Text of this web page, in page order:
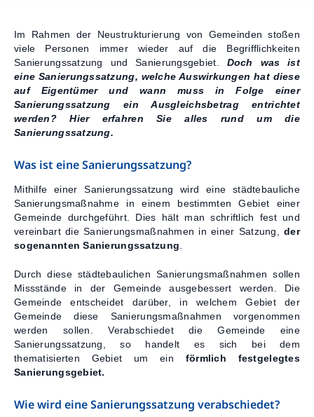
Kontakt
Im Rahmen der Neustrukturierung von Gemeinden stoßen
viele Personen immer wieder auf die Begrifflichkeiten
Sanierungssatzung und Sanierungsgebiet. Doch was ist
eine Sanierungssatzung, welche Auswirkungen hat diese
auf Eigentümer und wann muss in Folge einer
Sanierungssatzung ein Ausgleichsbetrag entrichtet
werden?
Hier erfahren Sie alles rund um die
Sanierungssatzung.
Was ist eine Sanierungssatzung?
Mithilfe einer Sanierungssatzung wird eine städtebauliche
Sanierungsmaßnahme in einem bestimmten Gebiet einer
Gemeinde durchgeführt. Dies hält man schriftlich fest und
vereinbart die Sanierungsmaßnahmen in einer Satzung,der
sogenannten Sanierungssatzung
Durch diese städtebaulichen Sanierungsmaßnahmen sollen
Missstände in der Gemeinde ausgebessert werden. Die
Gemeinde entscheidet darüber, in welchem Gebiet der
Gemeinde diese Sanierungsmaßnahmen vorgenommen
werden sollen. Verabschiedet die Gemeinde eine
Sanierungssatzung, so handelt es sich bei dem
thematisierten Gebiet um ein förmlich festgelegtes
Sanierungsgebiet.
Wie wird eine Sanierungssatzung verabschiedet?